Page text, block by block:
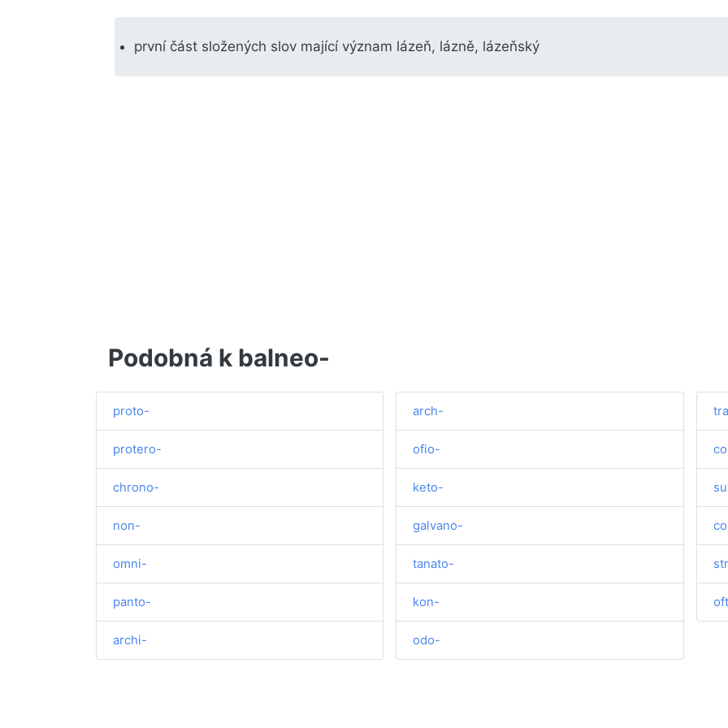
první část složených slov mající význam lázeň, lázně, lázeňský
Podobná k balneo-
proto-
protero-
chrono-
non-
omni-
panto-
archi-
arch-
ofio-
keto-
galvano-
tanato-
kon-
odo-